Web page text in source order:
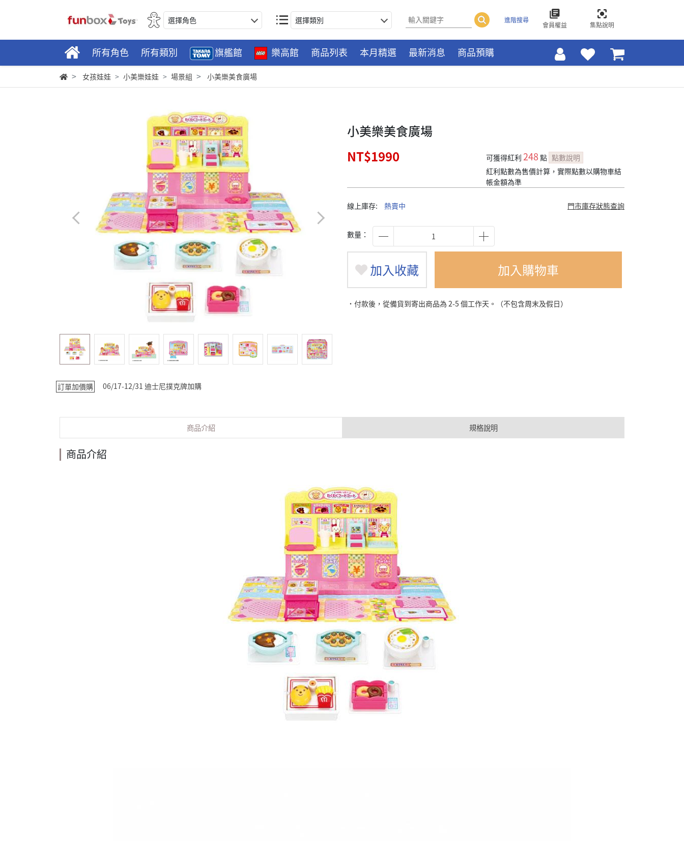
選擇角色 選擇類別 進階搜尋
會員權益 集點說明
所有角色 所有類別 旗艦館 樂高館 商品列表 本月精選 最新消息 商品預購
女孩娃娃 小美樂娃娃 場景組 小美樂美食廣場
小美樂美食廣場
NT$1990
可獲得紅利 248 點 點數說明
紅利點數為售價計算，實際點數以購物車結
帳金額為準
線上庫存: 熱賣中 門市庫存狀態查詢
數量：
加入收藏 加入購物車
˙付款後，從備貨到寄出商品為 2-5 個工作天。（不包含周末及假日）
訂單加價購 06/17-12/31 迪士尼撲克牌加購
商品介紹 規格說明
商品介紹